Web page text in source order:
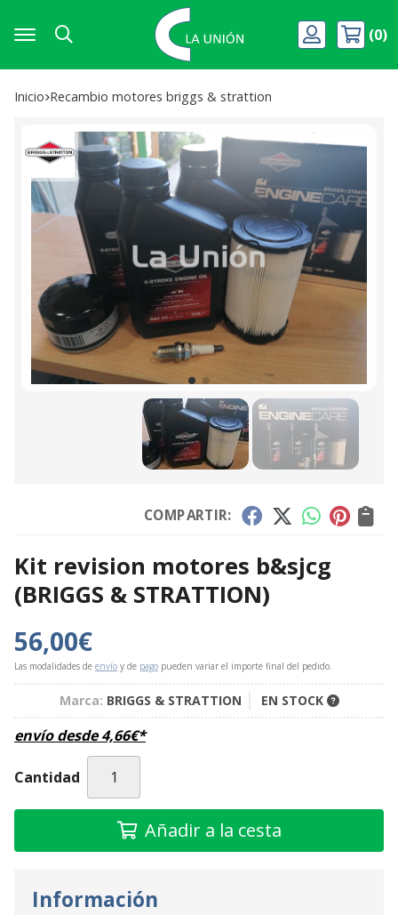
Buscar
0
Inicio recambio motores briggs & strattion
COMPARTIR:
Kit revision motores b&sjcg
(BRIGGS & STRATTION)
56,00€
Las modalidades de envío y de pago pueden variar el importe final del pedido.
Marca: BRIGGS & STRATTION EN STOCK
envío desde4,66€*
Cantidad
Añadir a la cesta
Información